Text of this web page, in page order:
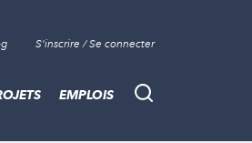
S'inscrire / Se connecter
Recherche
EMPLOIS